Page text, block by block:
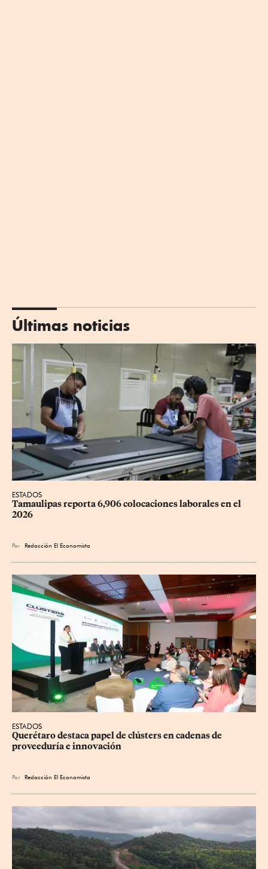
Últimas noticias
ESTADOS
Tamaulipas reporta 6,906 colocaciones laborales en el
2026
Por Redacción El Economista
ESTADOS
Querétaro destaca papel de clústers en cadenas de
proveeduría e innovación
Por Redacción El Economista